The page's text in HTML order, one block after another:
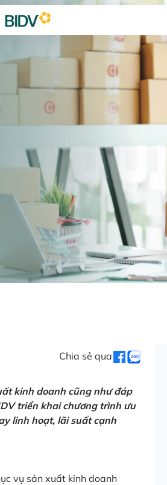
Chia sẻ qua
kinh doanh cũng như đáp
triển khai chương trình ưu
linh hoạt, lãi suất cạnh
vụ sản xuất kinh doanh